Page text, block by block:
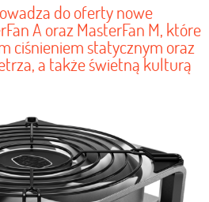
do oferty nowe
A oraz MasterFan M, które
ciśnieniem statycznym oraz
a także świetną kulturą